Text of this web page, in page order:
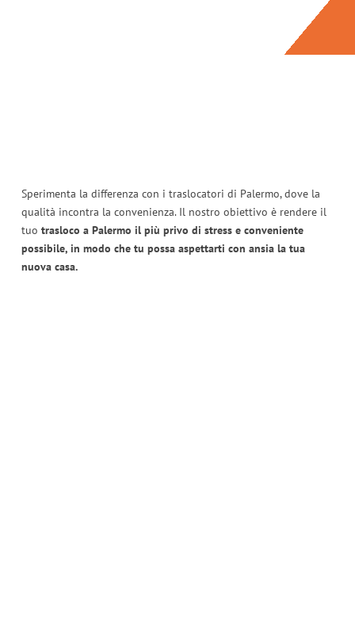
Sperimenta la differenza con i traslocatori di Palermo, dove la
qualità incontra la convenienza. Il nostro obiettivo è rendere il
tuo trasloco a Palermo il più privo di stress e conveniente
possibile, in modo che tu possa aspettarti con ansia la tua
nuova casa.